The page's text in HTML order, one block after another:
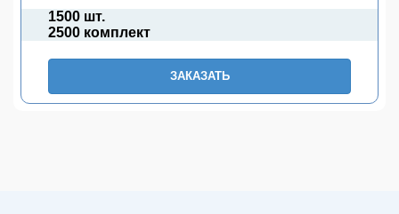
1500 шт.
2500 комплект
ЗАКАЗАТЬ